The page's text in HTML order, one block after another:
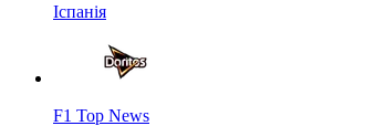
Іспанія
F1 Top News